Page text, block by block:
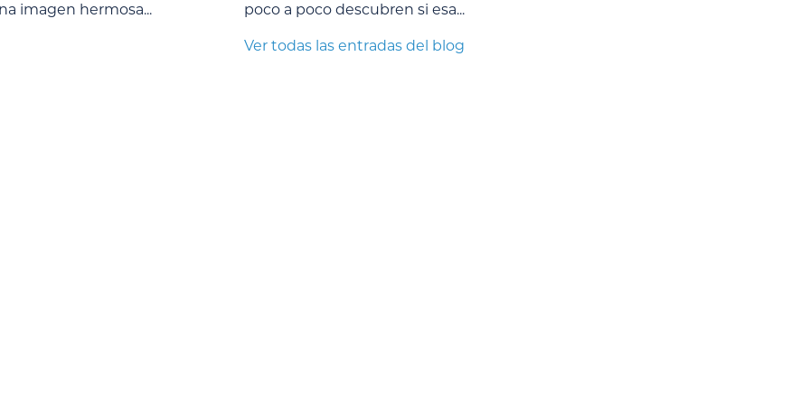
imagen hermosa... poco a poco descubren si esa...
Ver todas las entradas del blog